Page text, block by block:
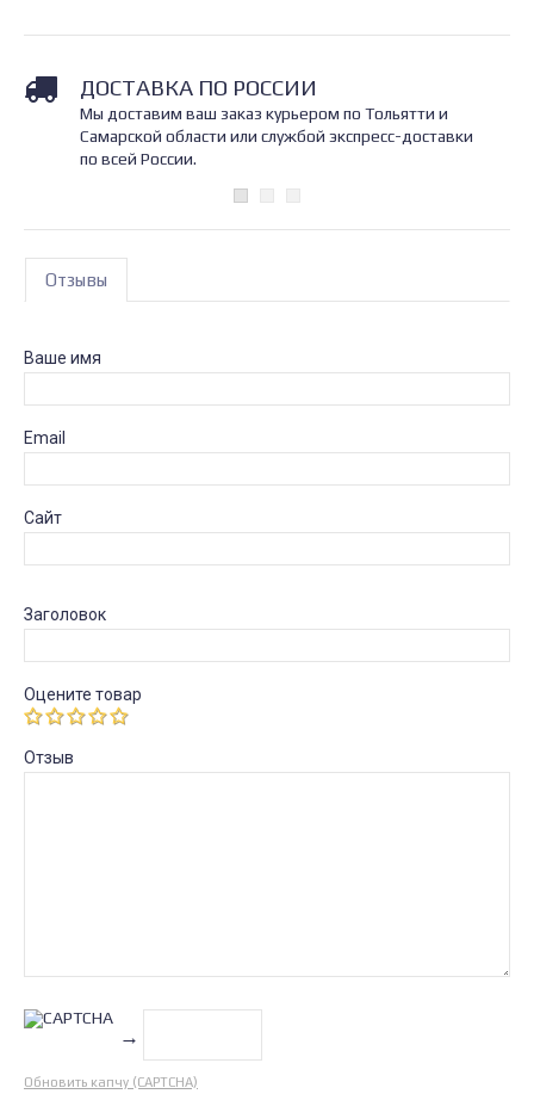
ДОСТАВКА ПО РОССИИ
Мы доставим ваш заказ курьером по Тольятти и
Самарской области или службой экспресс-доставки
по всей России.
Отзывы
Ваше имя
Email
Сайт
Заголовок
Оцените товар
Отзыв
→
Обновить капчу (CAPTCHA)